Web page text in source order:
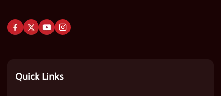
Quick Links